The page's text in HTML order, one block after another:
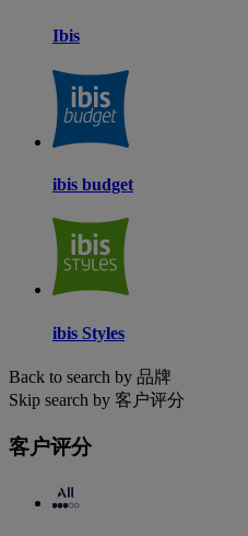
Ibis
ibis budget
ibis Styles
Back to search by 品牌
Skip search by 客户评分
客户评分